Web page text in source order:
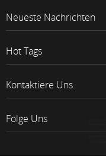
Neueste Nachrichten
Hot Tags
Kontaktiere Uns
Folge Uns